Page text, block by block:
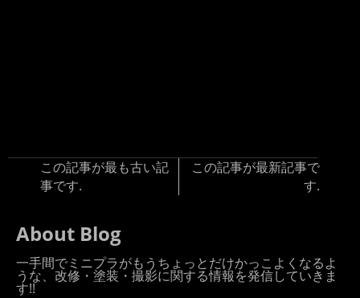
この記事が最も古い記
事です.
この記事が最新記事で
す.
About Blog
一手間でミニプラがもうちょっとだけかっこよくなるよ
うな、改修・塗装・撮影に関する情報を発信していきま
す!!